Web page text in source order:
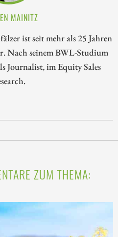
MAINITZ
ist seit mehr als 25 Jahren
Nach seinem BWL-Studium
Journalist, im Equity Sales
ZUM THEMA: